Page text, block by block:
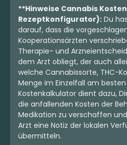
**Hinweise Cannabis
Rezeptkonfigurator): Du
darauf, dass die
Kooperationsärzten
Therapie- und
dem Arzt obliegt, der auch
welche Cannabissorte, THC-
Menge im Einzelfall am
Kostenkalkulator dient dazu,
die anfallenden Kosten der
Medikation zu verschaffen
Arzt eine Notiz der lokalen
übermitteln.